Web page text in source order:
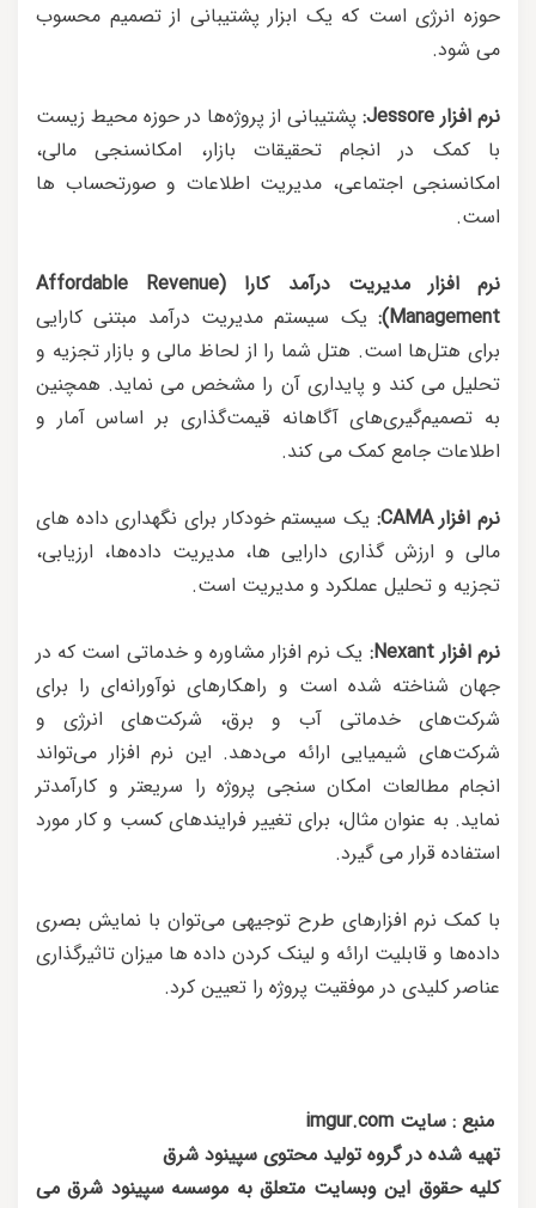
حوزه انرژی است که یک ابزار پشتیبانی از تصمیم محسوب
می شود.
نرم افزار Jessore:
پشتیبانی از پروژه‌ها در حوزه محیط زیست
با کمک در انجام تحقیقات بازار، امکانسنجی مالی،
امکانسنجی اجتماعی، مدیریت اطلاعات و صورتحساب ها
است.
نرم افزار مدیریت درآمد کارا (Affordable Revenue
Management):
یک سیستم مدیریت درآمد مبتنی کارایی
برای هتل‌ها است. هتل شما را از لحاظ مالی و بازار تجزیه و
تحلیل می کند و پایداری آن را مشخص می نماید. همچنین
به تصمیم‌گیری‌های آگاهانه قیمت‌گذاری بر اساس آمار و
اطلاعات جامع کمک می کند.
نرم افزار CAMA:
یک سیستم خودکار برای نگهداری داده های
مالی و ارزش گذاری دارایی ها، مدیریت داده‌ها، ارزیابی،
تجزیه و تحلیل عملکرد و مدیریت است.
نرم افزار Nexant:
یک نرم افزار مشاوره و خدماتی است که در
جهان شناخته شده است و راهکارهای نوآورانه‌ای را برای
شرکت‌های خدماتی آب و برق، شرکت‌های انرژی و
شرکت‌های شیمیایی ارائه می‌دهد. این نرم افزار می‌تواند
انجام مطالعات امکان سنجی پروژه را سریعتر و کارآمد‌تر
نماید. به عنوان مثال، برای تغییر فرایندهای کسب و کار مورد
استفاده قرار می گیرد.
با کمک نرم افزارهای طرح توجیهی می‌توان با نمایش بصری
داده‌ها و قابلیت ارائه و لینک کردن داده ها میزان تاثیرگذاری
عناصر کلیدی در موفقیت پروژه را تعیین کرد.
منبع : سایت imgur.com
تهیه شده در گروه تولید محتوی سپینود شرق
کلیه حقوق این وبسایت متعلق به موسسه سپینود شرق می